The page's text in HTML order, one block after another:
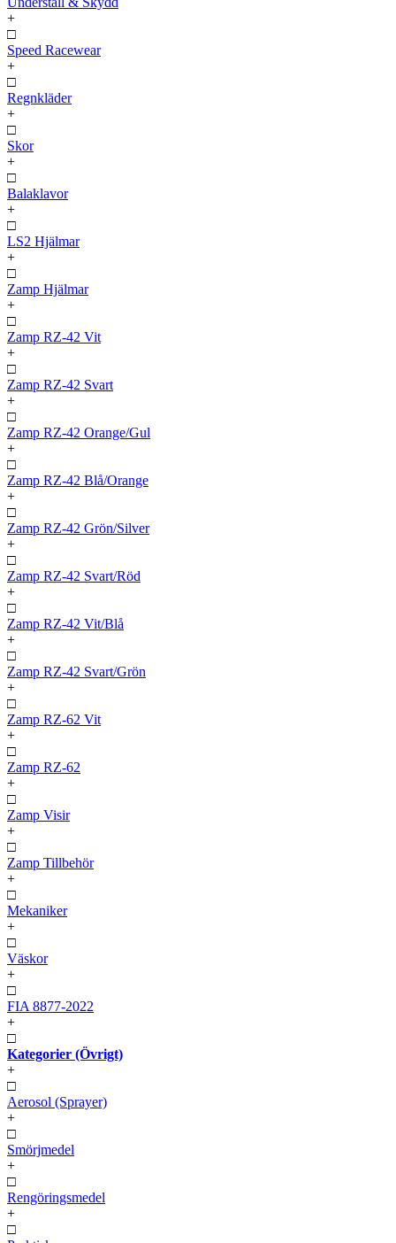
+
□
Speed Racewear
+
□
Regnkläder
+
□
Skor
+
□
Balaklavor
+
□
LS2 Hjälmar
+
□
Zamp Hjälmar
+
□
Zamp RZ-42 Vit
+
□
Zamp RZ-42 Svart
+
□
Zamp RZ-42 Orange/Gul
+
□
Zamp RZ-42 Blå/Orange
+
□
Zamp RZ-42 Grön/Silver
+
□
Zamp RZ-42 Svart/Röd
+
□
Zamp RZ-42 Vit/Blå
+
□
Zamp RZ-42 Svart/Grön
+
□
Zamp RZ-62 Vit
+
□
Zamp RZ-62
+
□
Zamp Visir
+
□
Zamp Tillbehör
+
□
Mekaniker
+
□
Väskor
+
□
FIA 8877-2022
+
□
Kategorier (Övrigt)
+
□
Aerosol (Sprayer)
+
□
Smörjmedel
+
□
Rengöringsmedel
+
□